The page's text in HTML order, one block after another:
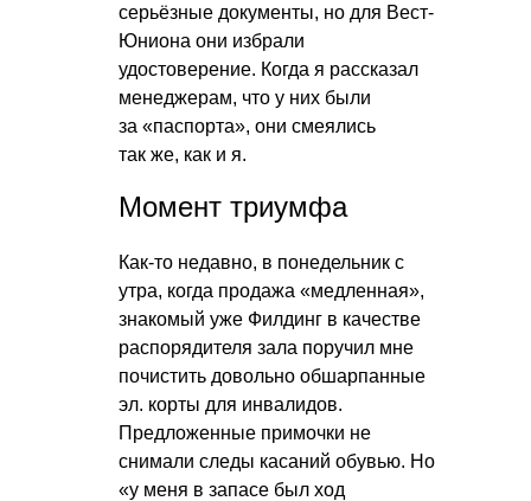
серьёзные документы, но для Вест-
Юниона они избрали
удостоверение. Когда я рассказал
менеджерам, что у них были
за «паспорта», они смеялись
так же, как и я.
Момент триумфа
Как-то недавно, в понедельник с
утра, когда продажа «медленная»,
знакомый уже Филдинг в качестве
распорядителя зала поручил мне
почистить довольно обшарпанные
эл. корты для инвалидов.
Предложенные примочки не
снимали следы касаний обувью. Но
«у меня в запасе был ход